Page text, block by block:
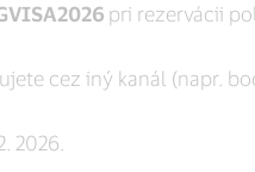
pri rezervácii
cez iný kanál (napr.
2026.